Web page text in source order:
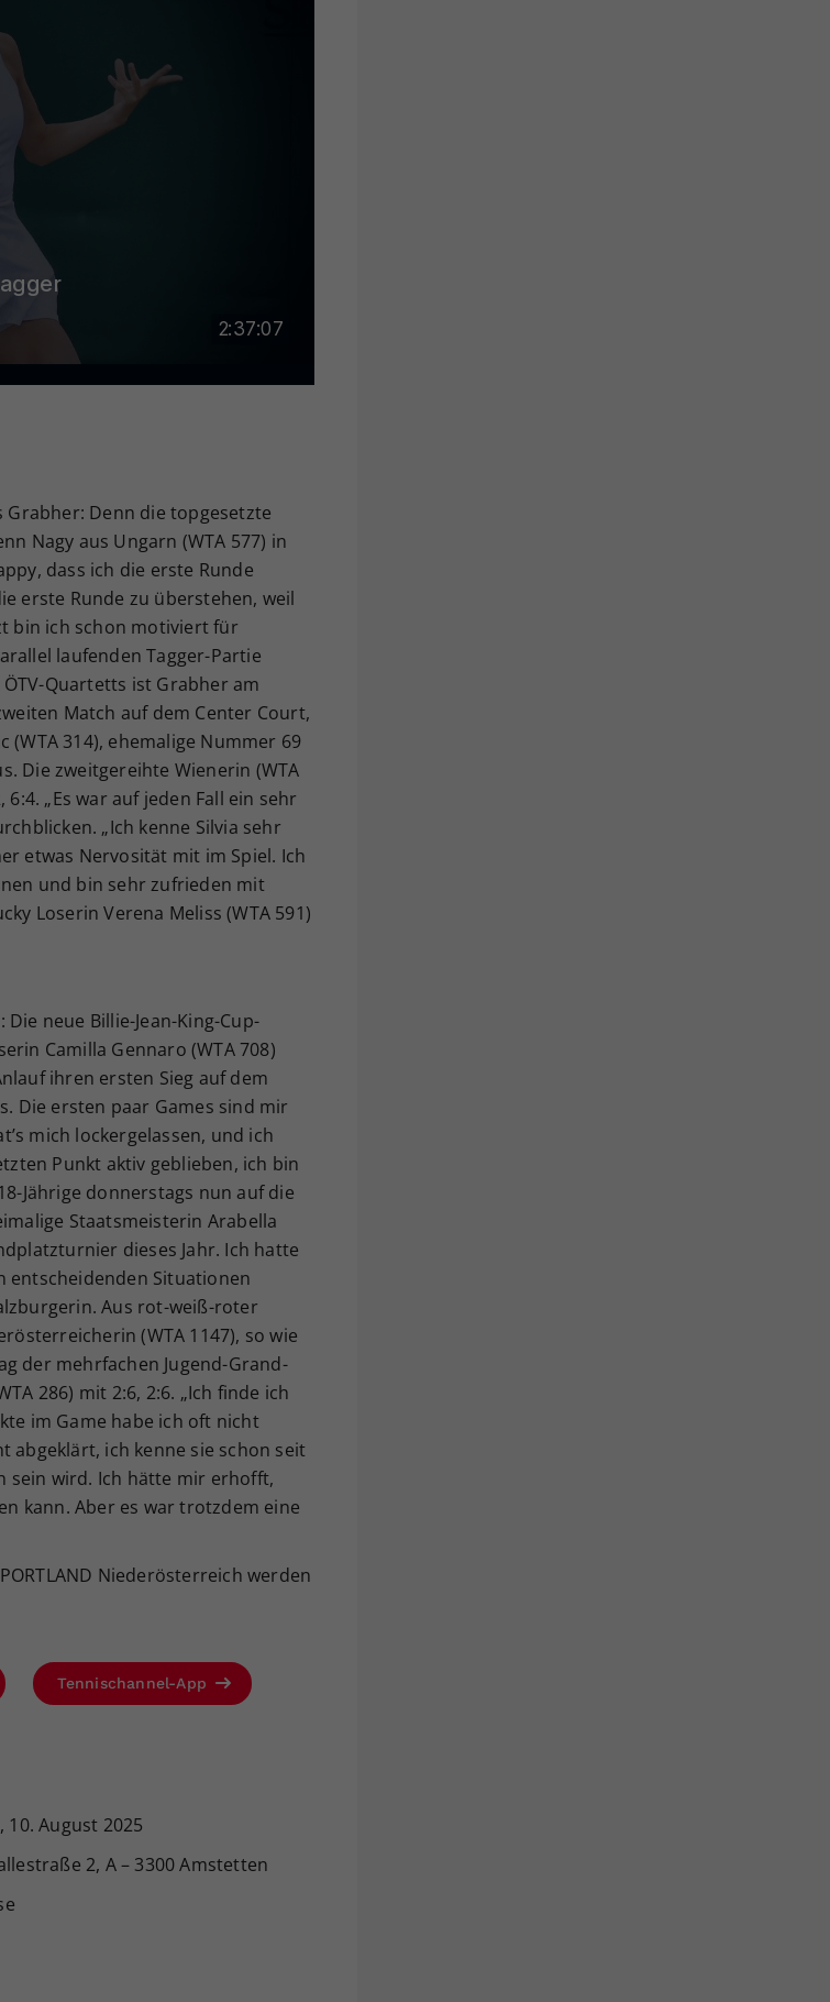
Denn die topgesetzte
Nagy aus Ungarn (WTA 577) in
dass ich die erste Runde
erste Runde zu überstehen, weil
bin ich schon motiviert für
laufenden Tagger-Partie
Quartetts ist Grabher am
Match auf dem Center Court,
(WTA 314), ehemalige Nummer 69
Die zweitgereihte Wienerin (WTA
„Es war auf jeden Fall ein sehr
„Ich kenne Silvia sehr
etwas Nervosität mit im Spiel. Ich
und bin sehr zufrieden mit
Loserin Verena Meliss (WTA 591)
neue Billie-Jean-King-Cup-
Camilla Gennaro (WTA 708)
ihren ersten Sieg auf dem
Die ersten paar Games sind mir
mich lockergelassen, und ich
Punkt aktiv geblieben, ich bin
Jährige donnerstags nun auf die
Staatsmeisterin Arabella
dieses Jahr. Ich hatte
entscheidenden Situationen
Aus rot-weiß-roter
(WTA 1147), so wie
der mehrfachen Jugend-Grand-
286) mit 2:6, 2:6. „Ich finde ich
im Game habe ich oft nicht
abgeklärt, ich kenne sie schon seit
sein wird. Ich hätte mir erhofft,
kann. Aber es war trotzdem eine
Niederösterreich werden
Tennischannel-App
10. August 2025
2, A – 3300 Amstetten